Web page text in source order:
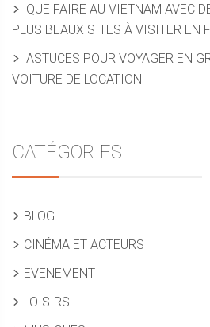
QUE FAIRE AU VIETNAM AVEC
PLUS BEAUX SITES À VISITER EN
ASTUCES POUR VOYAGER EN
VOITURE DE LOCATION
CATÉGORIES
BLOG
CINÉMA ET ACTEURS
EVENEMENT
LOISIRS